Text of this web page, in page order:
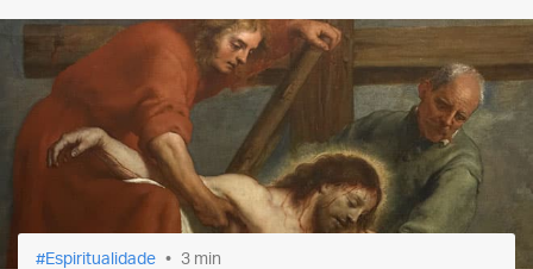
Espiritualidade 3 min